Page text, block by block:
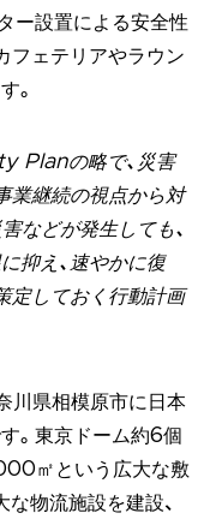
ー設置による安全性
フェテリアやラウン
。
の略で、災害
業継続の視点から対
などが発生しても、
抑え、速やかに復
定しておく行動計画
川県相模原市に日本
。東京ドーム約6個
㎡という広大な敷
物流施設を建設、